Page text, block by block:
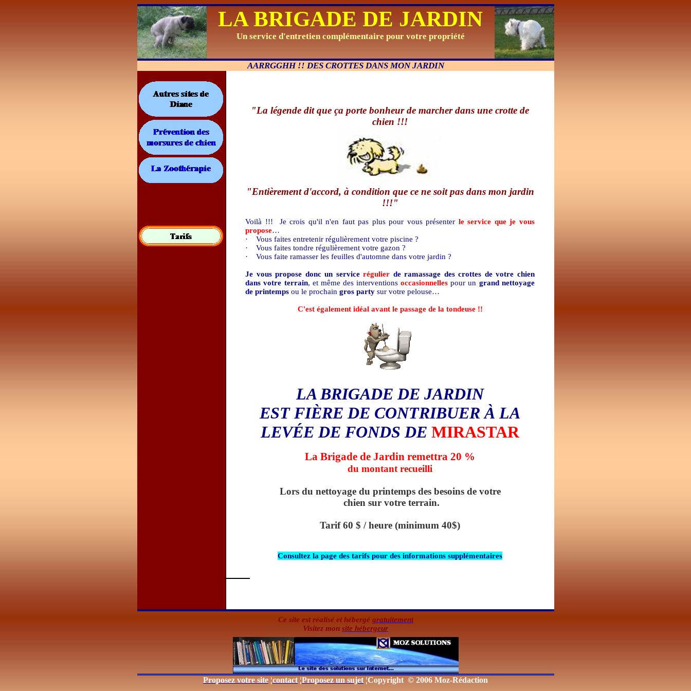
LA BRIGADE DE JARDIN
Un service d'entretien complémentaire pour votre propriété
AARRGGHH !! DES CROTTES DANS MON JARDIN
"La légende dit que ça porte bonheur de marcher dans une crotte de
chien !!!
"Entièrement d'accord, à condition que ce ne soit pas dans mon jardin
!!!"
Voilà !!! Je crois qu'il n'en faut pas plus pour vous présenter le service que je vous
propose…
·
Vous faites entretenir régulièrement votre piscine ?
·
Vous faites tondre régulièrement votre gazon ?
·
Vous faite ramasser les feuilles d'automne dans votre jardin ?
Je vous propose donc un servicerégulier de ramassage des crottes de votre chien
dans votre terrain, et même des interventionsoccasionnelles pour un grand nettoyage
de printemps ou le prochaingrosparty sur votre pelouse…
C'est également idéal avant le passage de la tondeuse !!
LA BRIGADE DE JARDIN
EST FIÈRE DE CONTRIBUER À LA
LEVÉE DE FONDS DE MIRASTAR
La Brigade de Jardin remettra 20 %
du montant recueilli
Lors du nettoyage du printemps des besoins de votre
chien sur votre terrain.
Tarif 60 $ / heure (minimum 40$)
Consultez la page des tarifs pour des informations supplémentaires
Ce site est réalisé et hébergé gratuitement
Visitez mon site hébergeur
Proposez votre site ¦contact ¦Proposez un sujet ¦Copyright © 2006 Moz-Rédaction